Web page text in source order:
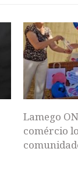
Lamego
comércio